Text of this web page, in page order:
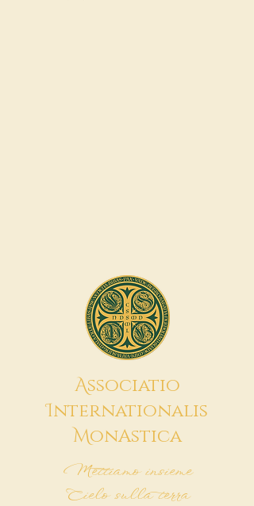
Associatio
Internationalis
MonAstica
Mettiamo insieme
Cielo sulla terra